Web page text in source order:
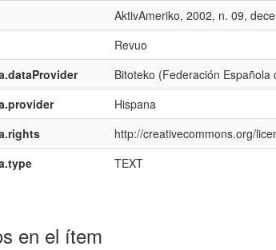
AktivAmeriko, 2002, n. 09,
Revuo
Bitoteko (Federación
Hispana
http://creativecommons.org/
TEXT
en el ítem